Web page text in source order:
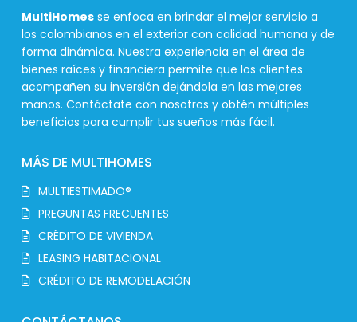
MultiHomes se enfoca en brindar el mejor servicio a
los colombianos en el exterior con calidad humana y de
forma dinámica. Nuestra experiencia en el área de
bienes raíces y financiera permite que los clientes
acompañen su inversión dejándola en las mejores
manos. Contáctate con nosotros y obtén múltiples
beneficios para cumplir tus sueños más fácil.
MÁS DE MULTIHOMES
MULTIESTIMADO®
PREGUNTAS FRECUENTES
CRÉDITO DE VIVIENDA
LEASING HABITACIONAL
CRÉDITO DE REMODELACIÓN